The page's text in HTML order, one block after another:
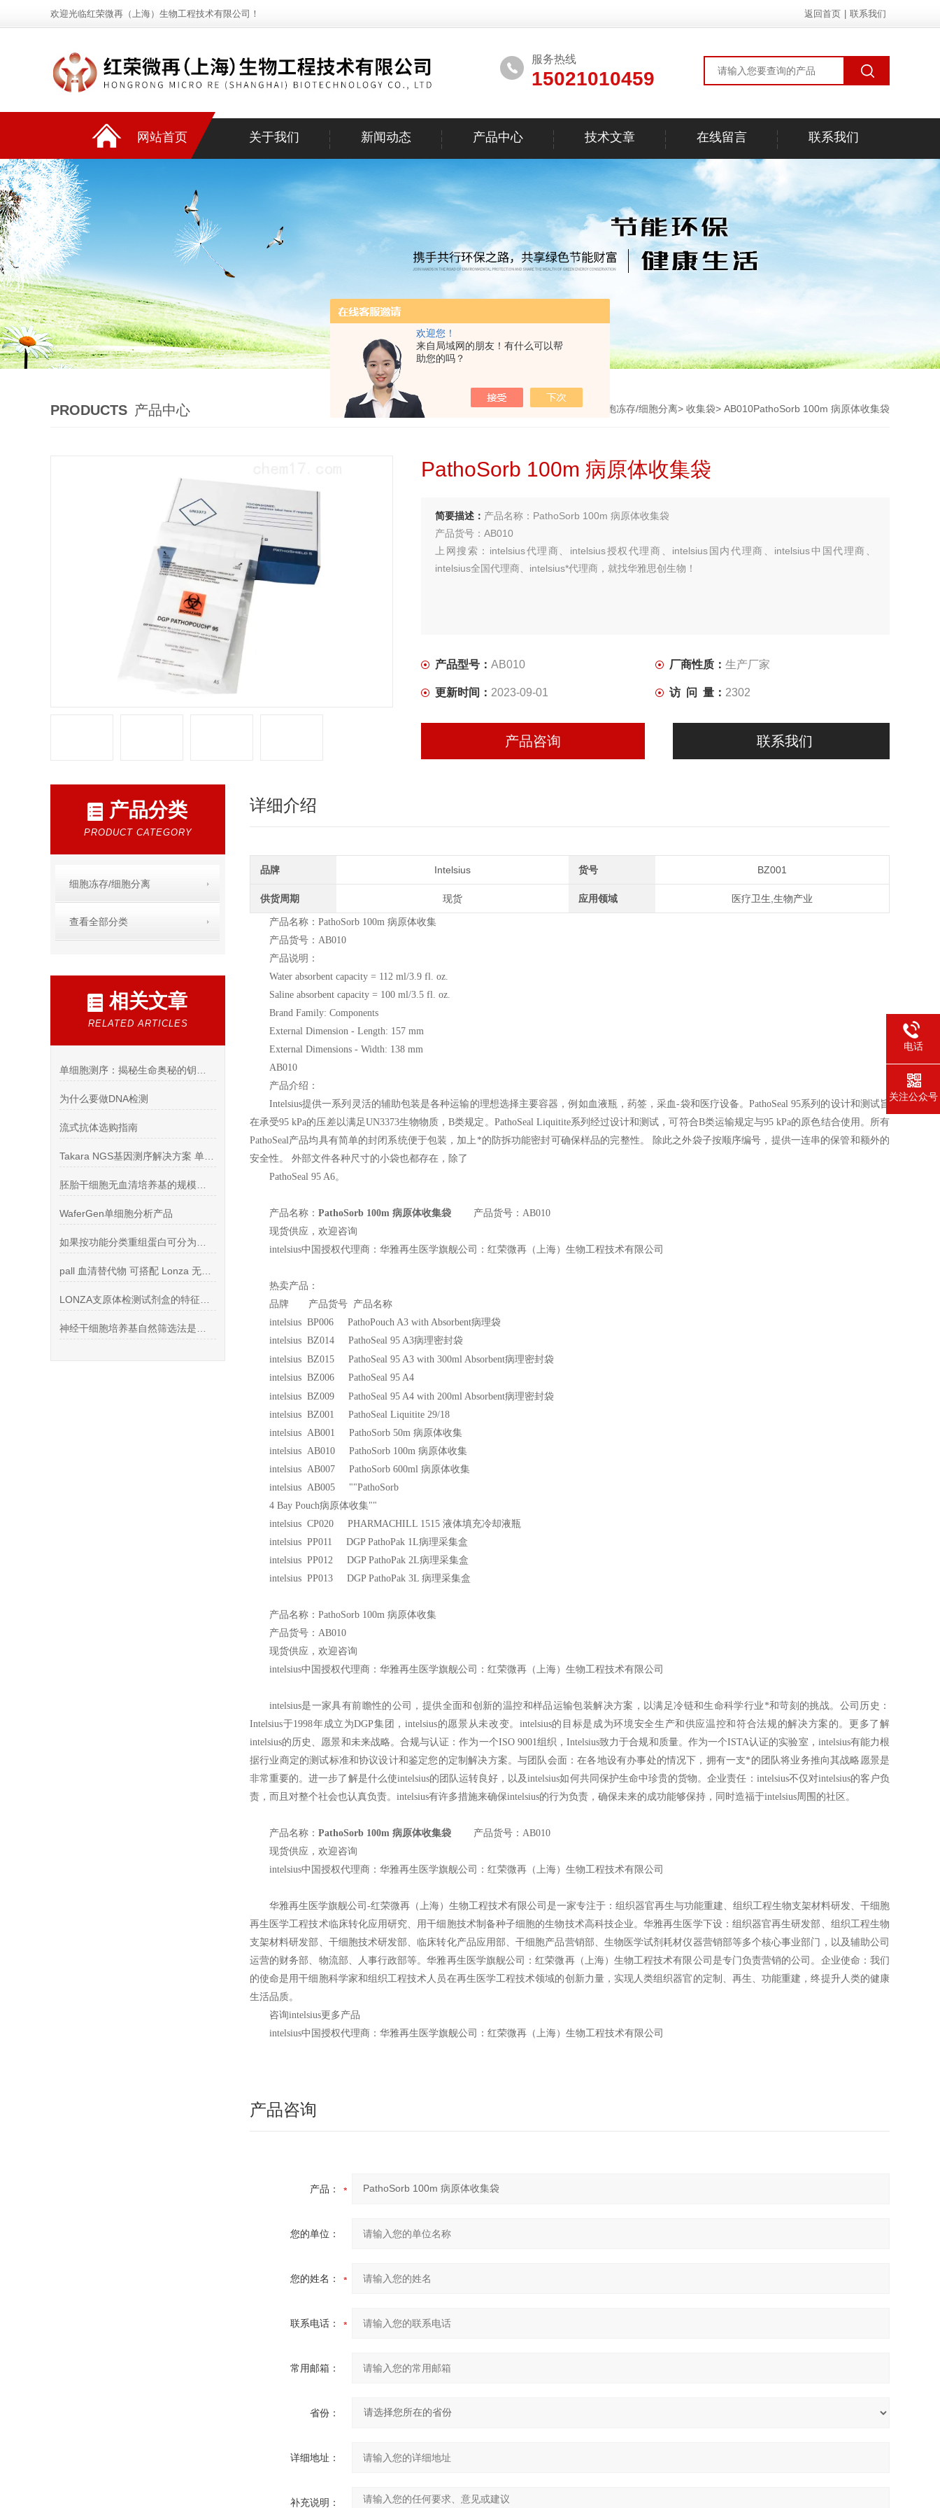
欢迎您！
来自局域网的朋友！有什么可以帮
助您的吗？
欢迎光临红荣微再（上海）生物工程技术有限公司！ 返回首页 联系我们
服务热线
15021010459
网站首页 关于我们 新闻动态 产品中心 技术文章 在线留言 联系我们
PRODUCTS 产品中心 首页>产品中心 细胞冻存/细胞分离> 收集袋> AB010PathoSorb 100m 病原体收集袋
PathoSorb 100m 病原体收集袋
简要描述： 产品名称：PathoSorb 100m 病原体收集袋
产品货号：AB010
上网搜索：intelsius代理商、intelsius授权代理商、intelsius国内代理商、intelsius中国代理商、
intelsius全国代理商、intelsius*代理商，就找华雅思创生物！
产品型号： AB010 厂商性质： 生产厂家
更新时间： 2023-09-01 访 问 量： 2302
产品咨询 联系我们
产品分类
PRODUCT CATEGORY
细胞冻存/细胞分离
查看全部分类
相关文章
RELATED ARTICLES
为什么要做DNA检测
流式抗体选购指南
WaferGen单细胞分析产品
详细介绍
品牌 Intelsius 货号 BZ001
供货周期 现货 应用领域 医疗卫生,生物产业
产品名称：PathoSorb 100m 病原体收集
产品货号：AB010
产品说明：
Water absorbent capacity = 112 ml/3.9 fl. oz.
Saline absorbent capacity = 100 ml/3.5 fl. oz.
Brand Family: Components
External Dimension - Length: 157 mm
External Dimensions - Width: 138 mm
AB010
产品介绍：
Intelsius提供一系列灵活的辅助包装是各种运输的理想选择主要容器，例如血液瓶，药签，采血-袋和医疗设备。PathoSeal 95系列的设计和测试旨
在承受95 kPa的压差以满足UN3373生物物质，B类规定。PathoSeal Liquitite系列经过设计和测试，可符合B类运输规定与95 kPa的原色结合使用。所有
PathoSeal产品均具有简单的封闭系统便于包装，加上*的防拆功能密封可确保样品的完整性。 除此之外袋子按顺序编号，提供一连串的保管和额外的
安全性。 外部文件各种尺寸的小袋也都存在，除了
PathoSeal 95 A6。
产品名称： PathoSorb 100m 病原体收集袋 产品货号：AB010
现货供应，欢迎咨询
intelsius中国授权代理商：华雅再生医学旗舰公司：红荣微再（上海）生物工程技术有限公司
热卖产品：
品牌 产品货号 产品名称
intelsius BP006 PathoPouch A3 with Absorbent病理袋
intelsius BZ014 PathoSeal 95 A3病理密封袋
intelsius BZ015 PathoSeal 95 A3 with 300ml Absorbent病理密封袋
intelsius BZ006 PathoSeal 95 A4
intelsius BZ009 PathoSeal 95 A4 with 200ml Absorbent病理密封袋
intelsius BZ001 PathoSeal Liquitite 29/18
intelsius AB001 PathoSorb 50m 病原体收集
intelsius AB010 PathoSorb 100m 病原体收集
intelsius AB007 PathoSorb 600ml 病原体收集
intelsius AB005 ""PathoSorb
4 Bay Pouch病原体收集""
intelsius CP020 PHARMACHILL 1515 液体填充冷却液瓶
intelsius PP011 DGP PathoPak 1L病理采集盒
intelsius PP012 DGP PathoPak 2L病理采集盒
intelsius PP013 DGP PathoPak 3L 病理采集盒
产品名称：PathoSorb 100m 病原体收集
产品货号：AB010
现货供应，欢迎咨询
intelsius中国授权代理商：华雅再生医学旗舰公司：红荣微再（上海）生物工程技术有限公司
intelsius是一家具有前瞻性的公司，提供全面和创新的温控和样品运输包装解决方案，以满足冷链和生命科学行业*和苛刻的挑战。公司历史：
Intelsius于1998年成立为DGP集团，intelsius的愿景从未改变。intelsius的目标是成为环境安全生产和供应温控和符合法规的解决方案的。更多了解
intelsius的历史、愿景和未来战略。合规与认证：作为一个ISO 9001组织，Intelsius致力于合规和质量。作为一个ISTA认证的实验室，intelsius有能力根
据行业商定的测试标准和协议设计和鉴定您的定制解决方案。与团队会面：在各地设有办事处的情况下，拥有一支*的团队将业务推向其战略愿景是
非常重要的。进一步了解是什么使intelsius的团队运转良好，以及intelsius如何共同保护生命中珍贵的货物。企业责任：intelsius不仅对intelsius的客户负
责，而且对整个社会也认真负责。intelsius有许多措施来确保intelsius的行为负责，确保未来的成功能够保持，同时造福于intelsius周围的社区。
产品名称： PathoSorb 100m 病原体收集袋 产品货号：AB010
现货供应，欢迎咨询
intelsius中国授权代理商：华雅再生医学旗舰公司：红荣微再（上海）生物工程技术有限公司
华雅再生医学旗舰公司-红荣微再（上海）生物工程技术有限公司是一家专注于：组织器官再生与功能重建、组织工程生物支架材料研发、干细胞
再生医学工程技术临床转化应用研究、用干细胞技术制备种子细胞的生物技术高科技企业。华雅再生医学下设：组织器官再生研发部、组织工程生物
支架材料研发部、干细胞技术研发部、临床转化产品应用部、干细胞产品营销部、生物医学试剂耗材仪器营销部等多个核心事业部门，以及辅助公司
运营的财务部、物流部、人事行政部等。华雅再生医学旗舰公司：红荣微再（上海）生物工程技术有限公司是专门负责营销的公司。企业使命：我们
的使命是用干细胞科学家和组织工程技术人员在再生医学工程技术领域的创新力量，实现人类组织器官的定制、再生、功能重建，终提升人类的健康
生活品质。
咨询intelsius更多产品
intelsius中国授权代理商：华雅再生医学旗舰公司：红荣微再（上海）生物工程技术有限公司
产品咨询
产品：
您的单位：
您的姓名：
联系电话：
常用邮箱：
省份：
详细地址：
补充说明：
电话
关注公众号